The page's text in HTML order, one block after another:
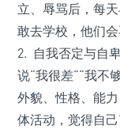
立、辱骂后，每
敢去学校，他们会
2. 自我否定与自
说“我很差”“我不
外貌、性格、能
体活动，觉得自